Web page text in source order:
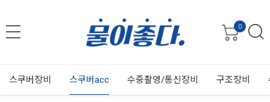
0
스쿠버장비 스쿠버acc 수중촬영/통신장비 구조장비